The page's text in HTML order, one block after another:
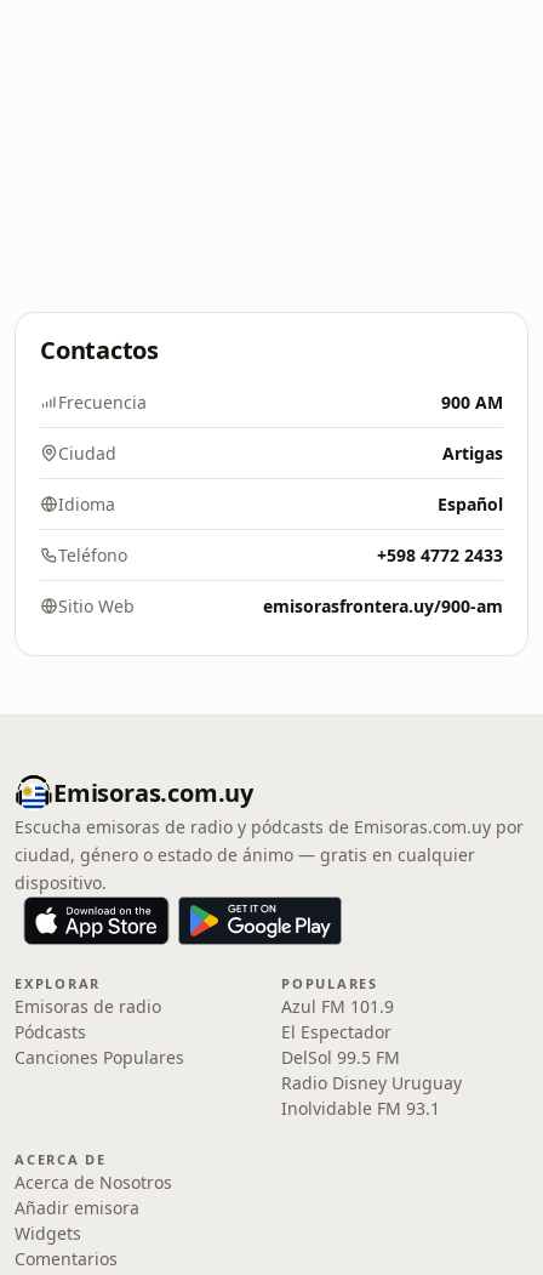
Contactos
Frecuencia 900 AM
Ciudad Artigas
Idioma Español
Teléfono +598 4772 2433
Sitio Web emisorasfrontera.uy/900-am
Emisoras.com.uy
Escucha emisoras de radio y pódcasts de Emisoras.com.uy por
ciudad, género o estado de ánimo — gratis en cualquier
dispositivo.
EXPLORAR
Emisoras de radio
Pódcasts
Canciones Populares
POPULARES
Azul FM 101.9
El Espectador
DelSol 99.5 FM
Radio Disney Uruguay
Inolvidable FM 93.1
ACERCA DE
Acerca de Nosotros
Añadir emisora
Widgets
Comentarios